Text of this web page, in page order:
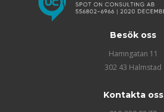
Besök oss
Hamngatan 11
302 43 Halmstad
Kontakta oss